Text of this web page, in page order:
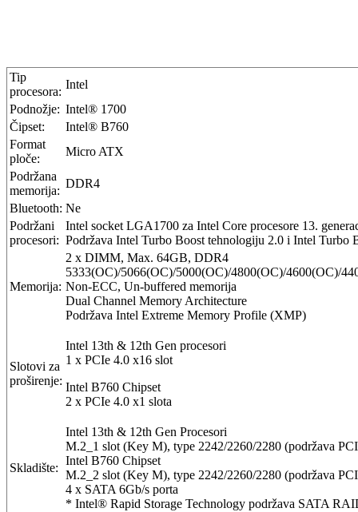
Tip
procesora:
Intel
Podnožje: Intel® 1700
Čipset:
Intel® B760
Format
ploče:
Micro ATX
Podržana
memorija:
DDR4
Bluetooth: Ne
Podržani
procesori:
Intel socket LGA1700 za Intel Core procesore 13.
Podržava Intel Turbo Boost tehnologiju 2.0 i Intel Turbo
Memorija:
2 x DIMM, Max. 64GB, DDR4
5333(OC)/5066(OC)/5000(OC)/4800(OC)/4600(OC)/
Non-ECC, Un-buffered memorija
Dual Channel Memory Architecture
Podržava Intel Extreme Memory Profile (XMP)
Slotovi za
proširenje:
Intel 13th & 12th Gen procesori
1 x PCIe 4.0 x16 slot
Intel B760 Chipset
2 x PCIe 4.0 x1 slota
Skladište:
Intel 13th & 12th Gen Procesori
M.2_1 slot (Key M), type 2242/2260/2280 (podržava
Intel B760 Chipset
M.2_2 slot (Key M), type 2242/2260/2280 (podržava
4 x SATA 6Gb/s porta
* Intel® Rapid Storage Technology podržava SATA